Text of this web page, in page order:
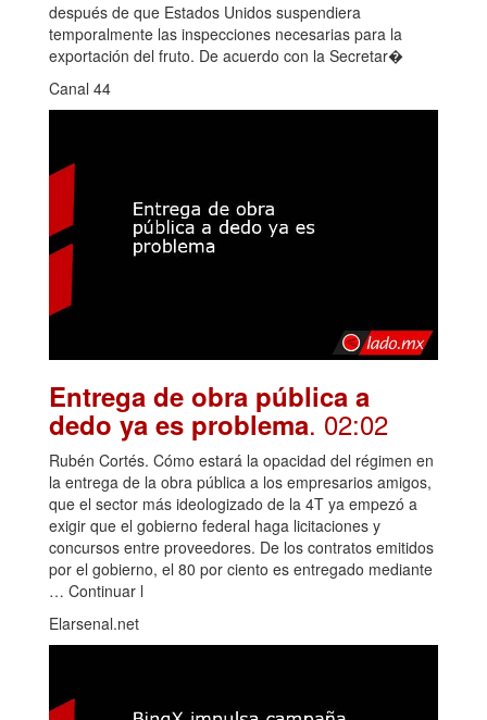
después de que Estados Unidos suspendiera
temporalmente las inspecciones necesarias para la
exportación del fruto. De acuerdo con la Secretar�
Canal 44
Entrega de obra pública a
dedo ya es problema. 02:02
Rubén Cortés. Cómo estará la opacidad del régimen en
la entrega de la obra pública a los empresarios amigos,
que el sector más ideologizado de la 4T ya empezó a
exigir que el gobierno federal haga licitaciones y
concursos entre proveedores. De los contratos emitidos
por el gobierno, el 80 por ciento es entregado mediante
… Continuar l
Elarsenal.net